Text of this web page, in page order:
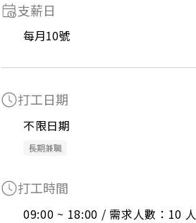
支薪日
每月10號
打工日期
不限日期
長期兼職
打工時間
09:00 ~ 18:00 / 需求人數：10 人